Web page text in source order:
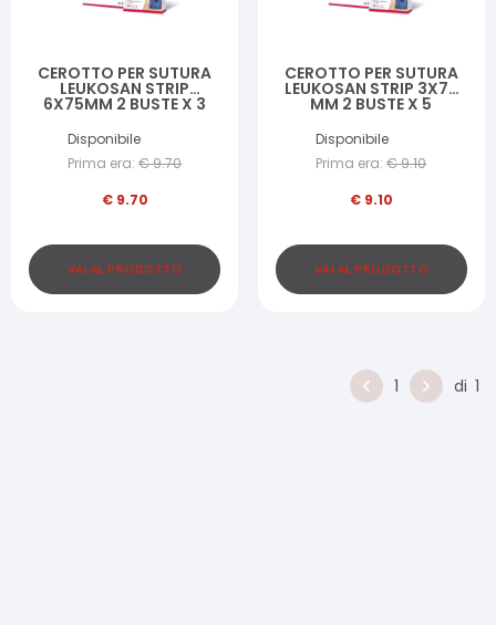
CEROTTO PER SUTURA
LEUKOSAN STRIP
6X75MM 2 BUSTE X 3
Disponibile
Prima era: €9.70
€ 9.70
VAI AL PRODOTTO
CEROTTO PER SUTURA
LEUKOSAN STRIP 3X75
MM 2 BUSTE X 5
Disponibile
Prima era: €9.10
€ 9.10
VAI AL PRODOTTO
1 di 1